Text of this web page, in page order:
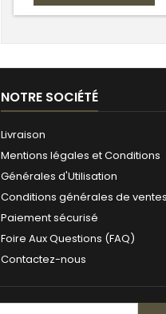
NOTRE SOCIÉTÉ
Livraison
Mentions légales et Conditions
Générales d'Utilisation
Conditions générales de ventes
Paiement sécurisé
Foire Aux Questions (FAQ)
Contactez-nous